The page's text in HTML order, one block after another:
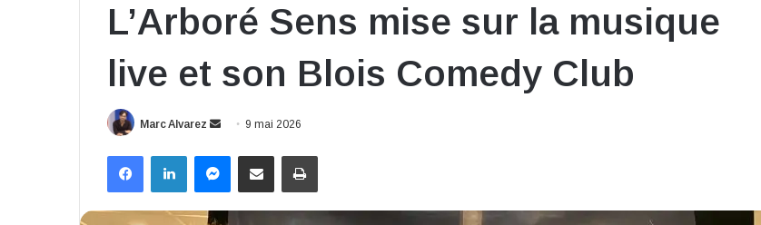
L’Arboré Sens mise sur la musique
live et son Blois Comedy Club
Marc Alvarez
Envoyer
courriel
9 mai 2026
FacebookLinkedinMessenger
Partager par email Imprimer